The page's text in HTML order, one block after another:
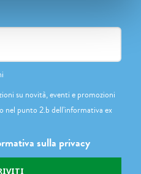
su novità, eventi e promozioni
nel punto 2.b dell'informativa ex
sulla privacy